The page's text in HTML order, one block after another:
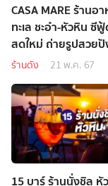
CASA MARE ร้านอ
ทะเล ชะอำ-หัวหิน ซี
สดใหม่ ถ่ายรูปสวย
ร้านดัง 21 พ.ค. 67
15 บาร์ ร้านนั่งชิล หั